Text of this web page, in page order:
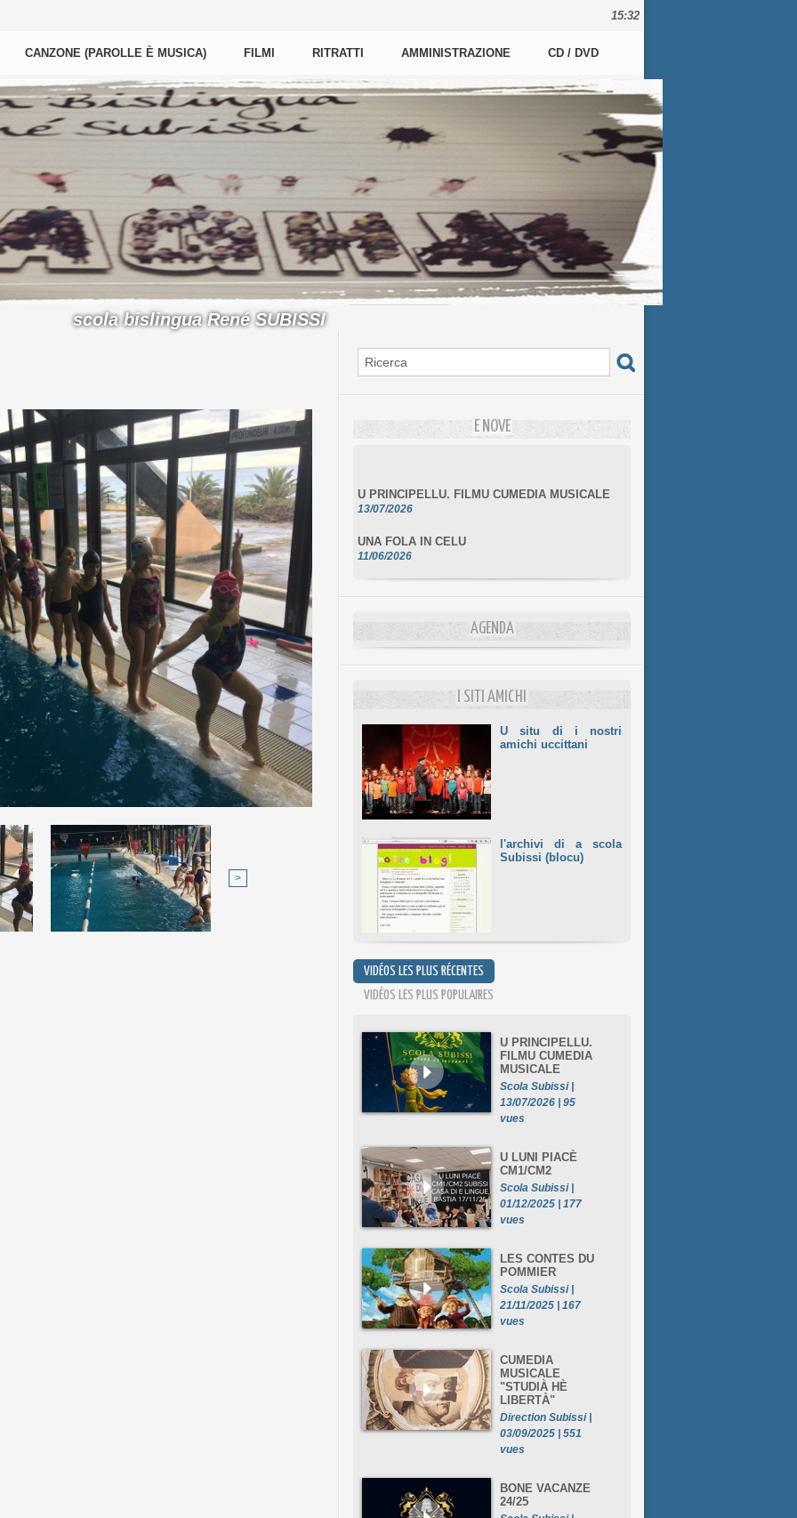
15:32
CANZONE (PAROLLE È MUSICA) FILMI RITRATTI AMMINISTRAZIONE CD / DVD
scola bislingua René SUBISSI
>
E NOVE
UNA FOLA IN CELU
DA SCIMULÌ
10/06/2026
10/06/2026 AGENDA
I SITI AMICHI
U situ di i nostri
amichi uccittani
l'archivi di a scola
Subissi (blocu)
VIDÉOS LES PLUS RÉCENTES
VIDÉOS LES PLUS POPULAIRES
U PRINCIPELLU.
FILMU CUMEDIA
MUSICALE
Scola Subissi |
13/07/2026 | 95
vues
U LUNI PIACÈ
CM1/CM2
Scola Subissi |
01/12/2025 | 177
vues
LES CONTES DU
POMMIER
Scola Subissi |
21/11/2025 | 167
vues
CUMEDIA
MUSICALE
"STUDIÀ HÈ
LIBERTÀ"
Direction Subissi |
03/09/2025 | 551
vues
BONE VACANZE
24/25